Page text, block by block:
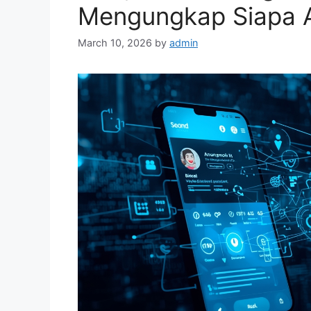
Mengungkap Siapa
March 10, 2026 by admin